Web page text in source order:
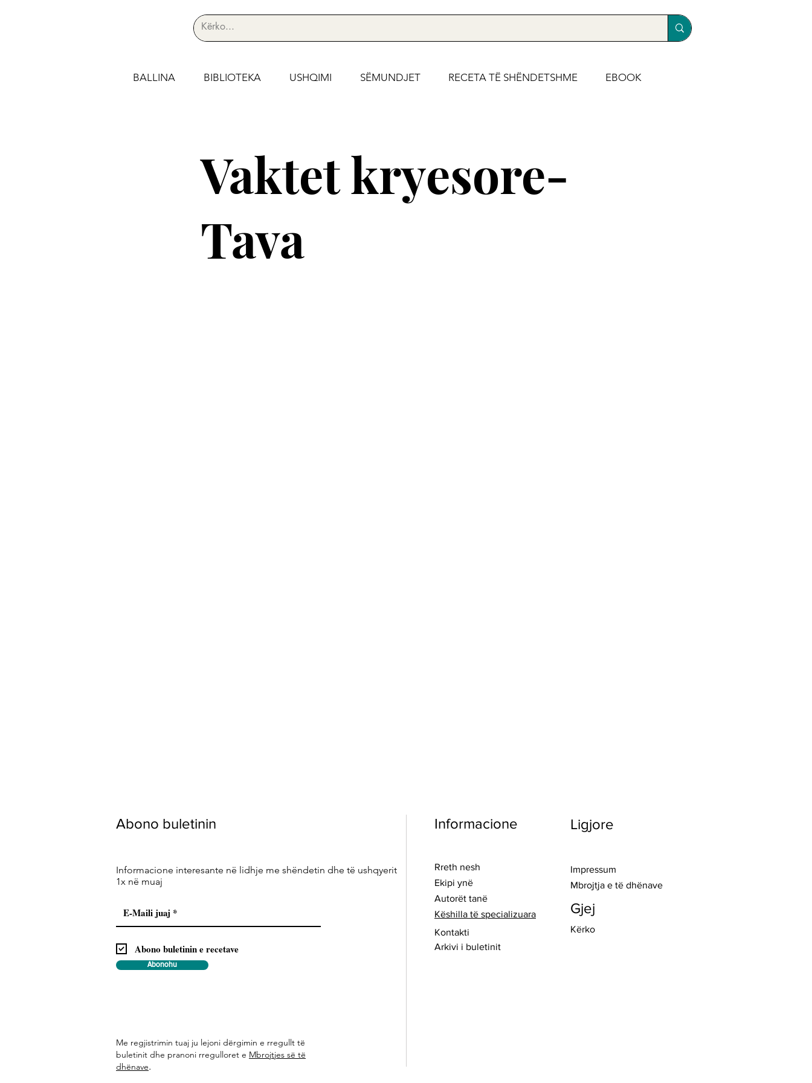
BALLINA BIBLIOTEKA USHQIMI SËMUNDJET RECETA TË SHËNDETSHME EBOOK
Vaktet kryesore-
Tava
Abono buletinin
Informacione interesante në lidhje me shëndetin dhe të ushqyerit
1x në muaj
Abono buletinin e recetave
Abonohu
Me regjistrimin tuaj ju lejoni dërgimin e rregullt të
buletinit dhe pranoni rregulloret e Mbrojtjes së të
dhënave.
Informacione
Rreth nesh
Ekipi ynë
Autorët tanë
Këshilla të specializuara
Kontakti
Ligjore
Impressum
Mbrojtja e të dhënave
Gjej
Kërko
Arkivi i buletinit